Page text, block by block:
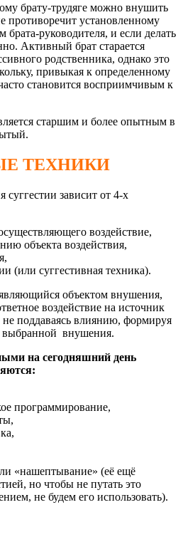
брату-трудяге можно внушить
противоречит установленному
руководителя, и если делать
Активный брат старается
родственника, однако это
привыкая к определенному
становится восприимчивым к
старшим и более опытным в
ТЕХНИКИ
зависит от 4-х
воздействие,
объекта воздействия,
(или суггестивная техника).
объектом внушения,
воздействие на источник
не поддаваясь влиянию, формируя
выбранной внушения.
на сегодняшний день
программирование,
«нашептывание» (её ещё
но чтобы не путать это
не будем его использовать).